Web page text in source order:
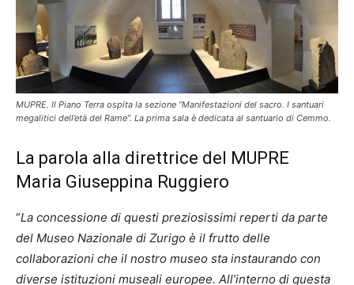
MUPRE. Il Piano Terra ospita la sezione “Manifestazioni del sacro. I santuari
megalitici dell’età del Rame”. La prima sala è dedicata al santuario di Cemmo.
La parola alla direttrice del MUPRE
Maria Giuseppina Ruggiero
“La concessione di questi preziosissimi reperti da parte
del Museo Nazionale di Zurigo è il frutto delle
collaborazioni che il nostro museo sta instaurando con
diverse istituzioni museali europee. All’interno di questa